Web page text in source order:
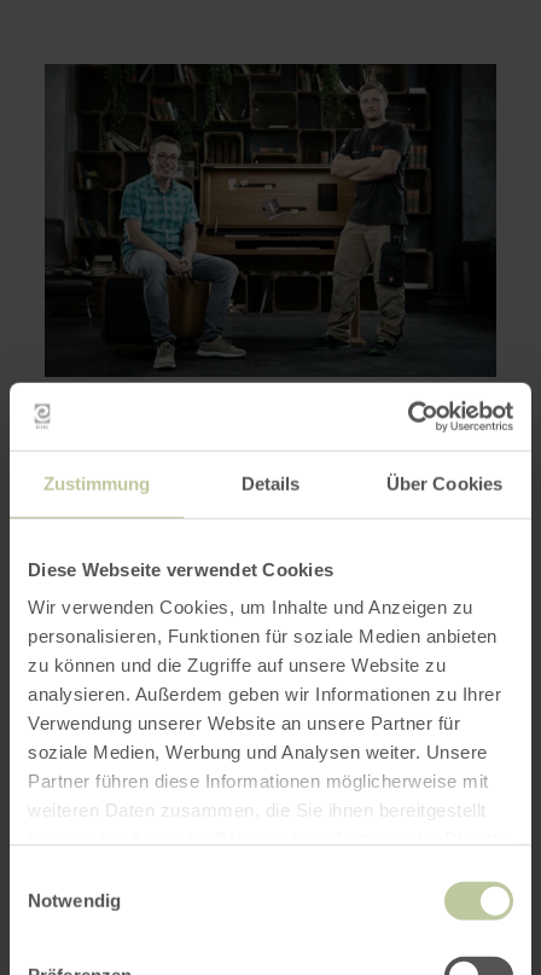
Zustimmung Details Über Cookies
Diese Webseite verwendet Cookies
Wir verwenden Cookies, um Inhalte und Anzeigen zu
personalisieren, Funktionen für soziale Medien anbieten
zu können und die Zugriffe auf unsere Website zu
analysieren. Außerdem geben wir Informationen zu Ihrer
Verwendung unserer Website an unsere Partner für
soziale Medien, Werbung und Analysen weiter. Unsere
Partner führen diese Informationen möglicherweise mit
weiteren Daten zusammen, die Sie ihnen bereitgestellt
Notwendig
Ein Möbelstück für alle Fälle
Mit dem Home-Desk hat die Schreinerei Kaspari
aus Lutzerath ein Universalgenie des Mobiliars
neu erfunden: Der neuartige Schreibsekretär
WEITERE INFOS